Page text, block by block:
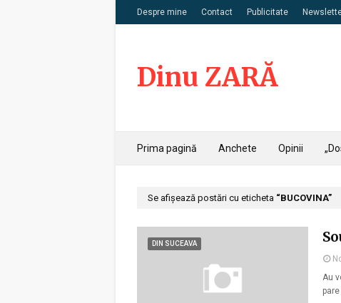
Despre mine Contact Publicitate
Dinu ZARĂ
Prima pagină Anchete Opinii
Se afișează postări cu eticheta BUCOVINA
DIN SUCEAVA
Au